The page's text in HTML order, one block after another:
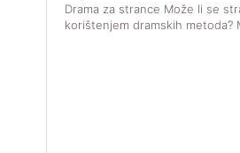
Drama za strance Može li se
korištenjem dramskih metoda?